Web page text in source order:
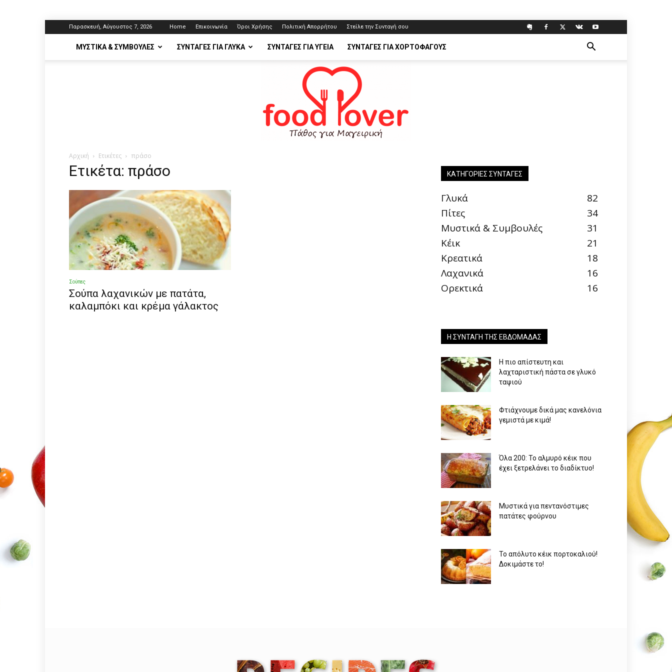
Παρασκευή, Αύγουστος 7, 2026 Home Επικοινωνία Όροι Χρήσης Πολιτική Απορρήτου Στείλε την Συνταγή σου
ΜΥΣΤΙΚΆ & ΣΥΜΒΟΥΛΈΣ ΣΥΝΤΑΓΈΣ ΓΙΑ ΓΛΥΚΆ ΣΥΝΤΑΓΈΣ ΓΙΑ ΥΓΕΊΑ ΣΥΝΤΑΓΈΣ ΓΙΑ ΧΟΡΤΟΦΆΓΟΥΣ
Αρχική Ετικέτες πράσο
Ετικέτα: πράσο
Σούπες
Σούπα λαχανικών με πατάτα,
καλαμπόκι και κρέμα γάλακτος
ΚΑΤΗΓΟΡΊΕΣ ΣΥΝΤΑΓΈΣ
Γλυκά
82
Πίτες
34
Μυστικά & Συμβουλές
31
Κέικ
21
Κρεατικά
18
Λαχανικά
16
Ορεκτικά
16
Η ΣΥΝΤΑΓΉ ΤΗΣ ΕΒΔΟΜΆΔΑΣ
Η πιο απίστευτη και
λαχταριστική πάστα σε γλυκό
ταψιού
Φτιάχνουμε δικά μας κανελόνια
γεμιστά με κιμά!
Όλα 200: Το αλμυρό κέικ που
έχει ξετρελάνει το διαδίκτυο!
Μυστικά για πεντανόστιμες
πατάτες φούρνου
Το απόλυτο κέικ πορτοκαλιού!
Δοκιμάστε το!